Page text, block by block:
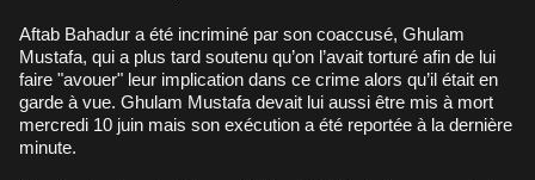
Aftab Bahadur a été incriminé par son coaccusé, Ghulam
Mustafa, qui a plus tard soutenu qu’on l’avait torturé afin de lui
faire "avouer" leur implication dans ce crime alors qu’il était en
garde à vue. Ghulam Mustafa devait lui aussi être mis à mort
mercredi 10 juin mais son exécution a été reportée à la dernière
minute.